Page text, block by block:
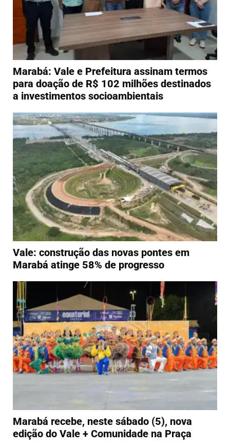
Marabá: Vale e Prefeitura assinam termos
para doação de R$ 102 milhões destinados
a investimentos socioambientais
Vale: construção das novas pontes em
Marabá atinge 58% de progresso
Marabá recebe, neste sábado (5), nova
edição do Vale + Comunidade na Praça